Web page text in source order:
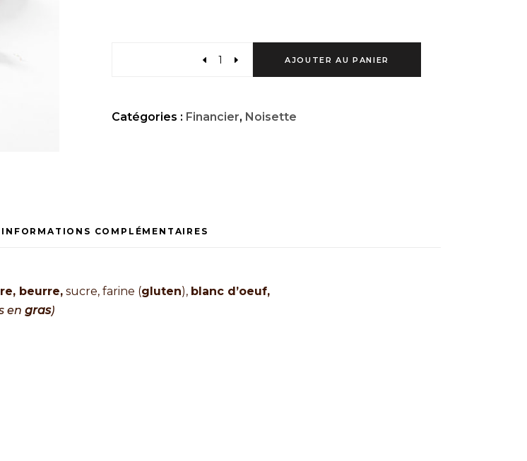
AJOUTER AU PANIER
Catégories : Financier, Noisette
INFORMATIONS COMPLÉMENTAIRES
beurre, sucre, farine (gluten), blanc d’oeuf,
en gras)